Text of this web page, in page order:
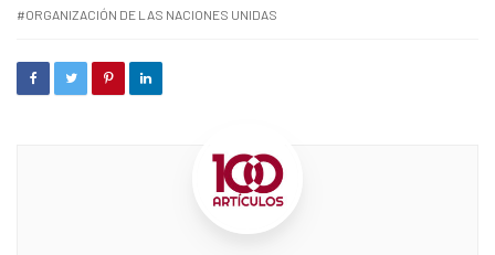
ORGANIZACIÓN DE LAS NACIONES UNIDAS